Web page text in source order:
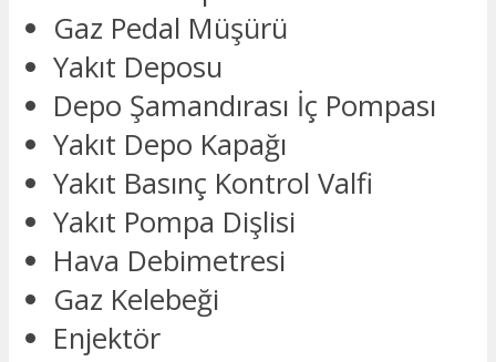
Gaz Pedal Müşürü
Yakıt Deposu
Depo Şamandırası İç Pompası
Yakıt Depo Kapağı
Yakıt Basınç Kontrol Valfi
Yakıt Pompa Dişlisi
Hava Debimetresi
Gaz Kelebeği
Enjektör